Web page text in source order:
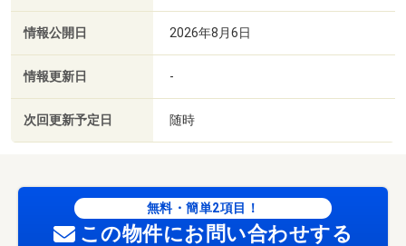
情報公開日 2026年8月6日
情報更新日 -
次回更新予定日 随時
無料・簡単2項目！
この物件にお問い合わせする